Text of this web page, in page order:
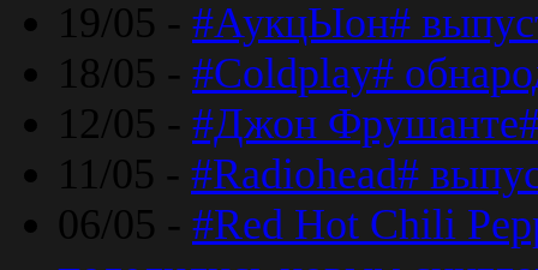
19/05 - #АукцЫон#
18/05 - #Coldplay#
12/05 - #Джон
11/05 - #Radiohead#
06/05 - #Red Hot Chili